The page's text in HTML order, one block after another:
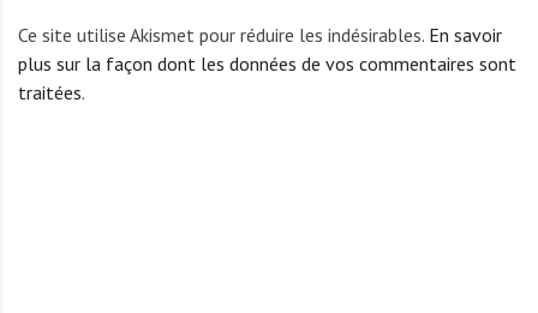
Ce site utilise Akismet pour réduire les indésirables. En savoir
plus sur la façon dont les données de vos commentaires sont
traitées.